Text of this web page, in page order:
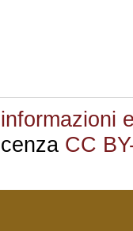
informazioni
CC